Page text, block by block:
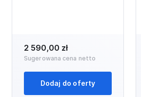
2 590,00 zł
Sugerowana cena netto
Dodaj do oferty